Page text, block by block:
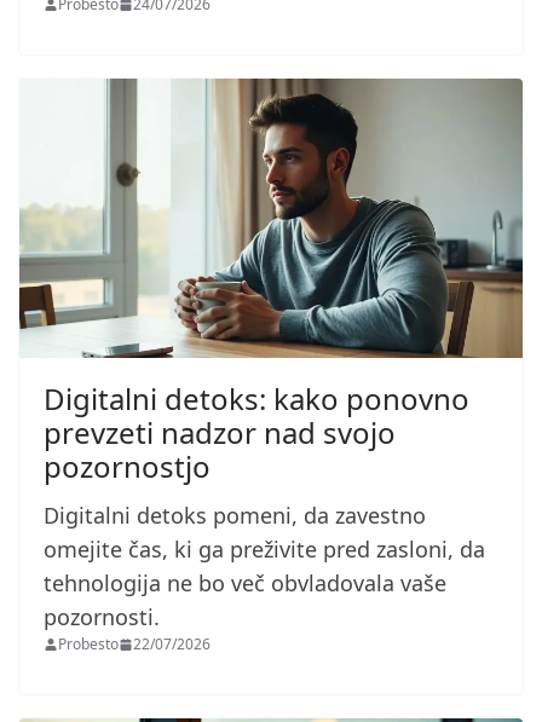
Digitalni detoks: kako ponovno
prevzeti nadzor nad svojo
pozornostjo
Digitalni detoks pomeni, da zavestno
omejite čas, ki ga preživite pred zasloni, da
tehnologija ne bo več obvladovala vaše
pozornosti.
Probesto 22/07/2026